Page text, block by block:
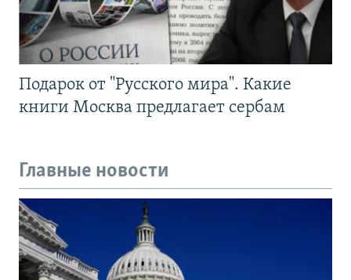
Подарок от "Русского мира". Какие
книги Москва предлагает сербам
Главные новости